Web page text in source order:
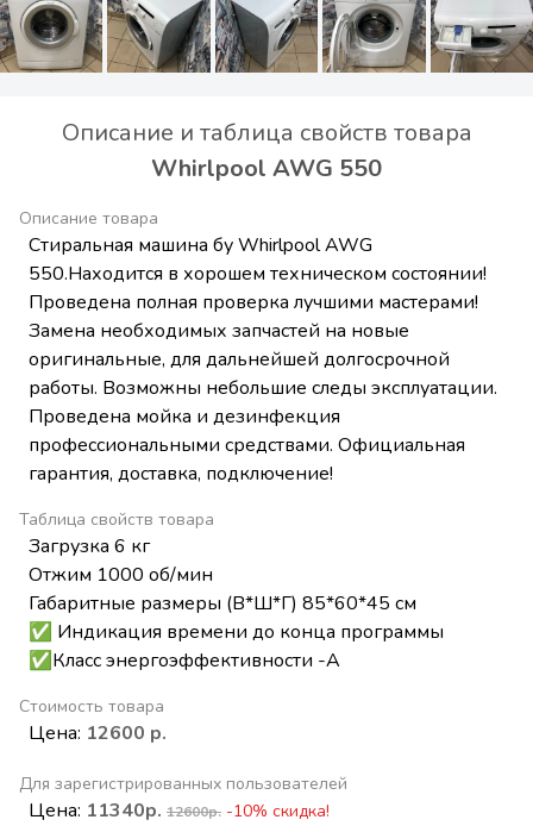
Описание и таблица свойств товара
Whirlpool AWG 550
Описание товара
Стиральная машина бу Whirlpool AWG
550.Находится в хорошем техническом состоянии!
Проведена полная проверка лучшими мастерами!
Замена необходимых запчастей на новые
оригинальные, для дальнейшей долгосрочной
работы. Возможны небольшие следы эксплуатации.
Проведена мойка и дезинфекция
профессиональными средствами. Официальная
гарантия, доставка, подключение!
Таблица свойств товара
Загрузка 6 кг
Отжим 1000 об/мин
Габаритные размеры (В*Ш*Г) 85*60*45 см
✅ Индикация времени до конца программы
✅Класс энергоэффективности -А
Стоимость товара
Цена: 12600 р.
Для зарегистрированных пользователей
Цена: 11340р. 12600р. -10% скидка!